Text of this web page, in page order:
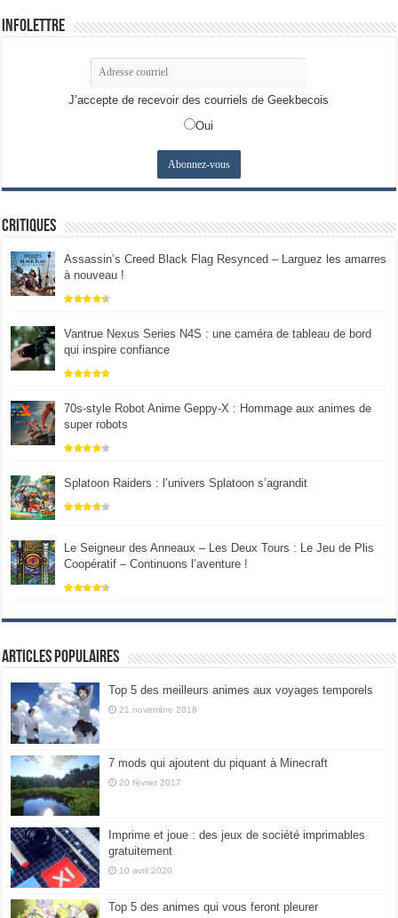
Infolettre
J’accepte de recevoir des courriels de Geekbecois
Oui
Critiques
Assassin’s Creed Black Flag Resynced – Larguez les amarres
à nouveau !
Vantrue Nexus Series N4S : une caméra de tableau de bord
qui inspire confiance
70s-style Robot Anime Geppy-X : Hommage aux animes de
super robots
Splatoon Raiders : l’univers Splatoon s’agrandit
Le Seigneur des Anneaux – Les Deux Tours : Le Jeu de Plis
Coopératif – Continuons l’aventure !
Articles populaires
Top 5 des meilleurs animes aux voyages temporels
21 novembre 2018
7 mods qui ajoutent du piquant à Minecraft
20 février 2017
Imprime et joue : des jeux de société imprimables
gratuitement
10 avril 2020
Top 5 des animes qui vous feront pleurer